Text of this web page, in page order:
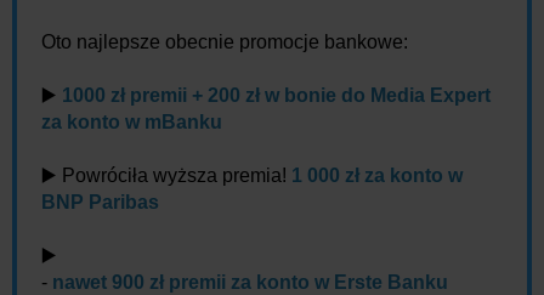
Oto najlepsze obecnie promocje bankowe:
▶️ 1000 zł premii + 200 zł w bonie do Media Expert
za konto w mBanku
▶️ Powróciła wyższa premia! 1 000 zł za konto w
BNP Paribas
▶️
- nawet 900 zł premii za konto w Erste Banku